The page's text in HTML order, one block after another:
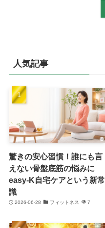
人気記事
驚きの安心習慣！誰にも言
えない骨盤底筋の悩みに
easy-K自宅ケアという新常
識
2026-06-28 フィットネス 7